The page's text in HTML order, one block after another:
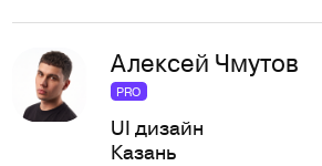
Алексей Чмутов
PRO
UI дизайн
Казань